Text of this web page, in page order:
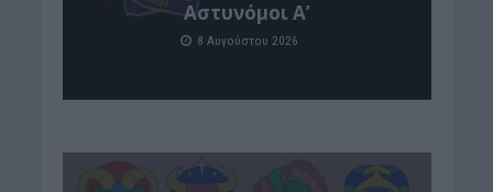
Αστυνόμοι Α’
8 Αυγούστου 2026